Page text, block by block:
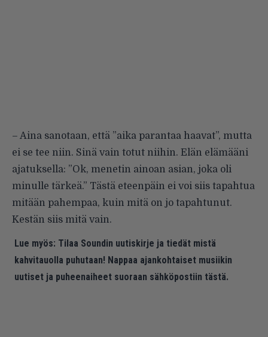
– Aina sanotaan, että ”aika parantaa haavat”, mutta
ei se tee niin. Sinä vain totut niihin. Elän elämääni
ajatuksella: ”Ok, menetin ainoan asian, joka oli
minulle tärkeä.” Tästä eteenpäin ei voi siis tapahtua
mitään pahempaa, kuin mitä on jo tapahtunut.
Kestän siis mitä vain.
Lue myös: Tilaa Soundin uutiskirje ja tiedät mistä
kahvitauolla puhutaan! Nappaa ajankohtaiset musiikin
uutiset ja puheenaiheet suoraan sähköpostiin tästä.